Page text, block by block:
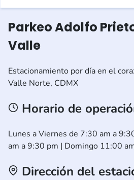
Parkeo Adolfo
Valle
Estacionamiento por día en el
Valle Norte, CDMX
Horario de
Lunes a Viernes de 7:30 am a
am a 9:30 pm | Domingo 11:00
Dirección del